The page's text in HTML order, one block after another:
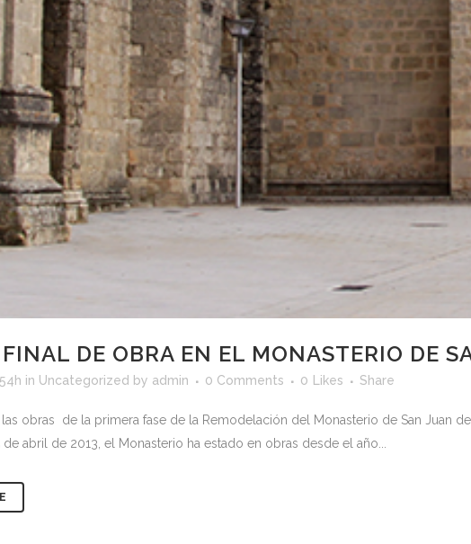
FINAL DE OBRA EN EL MONASTERIO DE
in Uncategorized by admin 0 Comments 0 Likes Share
las obras de la primera fase de la Remodelación del Monasterio de San Juan
abril de 2013, el Monasterio ha estado en obras desde el año...